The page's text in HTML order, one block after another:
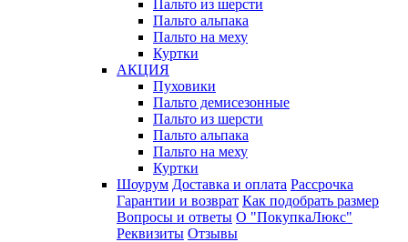
Пальто из шерсти
Пальто альпака
Пальто на меху
Куртки
АКЦИЯ
Пуховики
Пальто демисезонные
Пальто из шерсти
Пальто альпака
Пальто на меху
Куртки
Шоурум Доставка и оплата Рассрочка
Гарантии и возврат Как подобрать размер
Вопросы и ответы О "ПокупкаЛюкс"
Реквизиты Отзывы